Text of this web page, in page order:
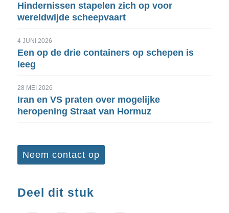
Hindernissen stapelen zich op voor
wereldwijde scheepvaart
4 JUNI 2026
Een op de drie containers op schepen is
leeg
28 MEI 2026
Iran en VS praten over mogelijke
heropening Straat van Hormuz
Neem contact op
Deel dit stuk